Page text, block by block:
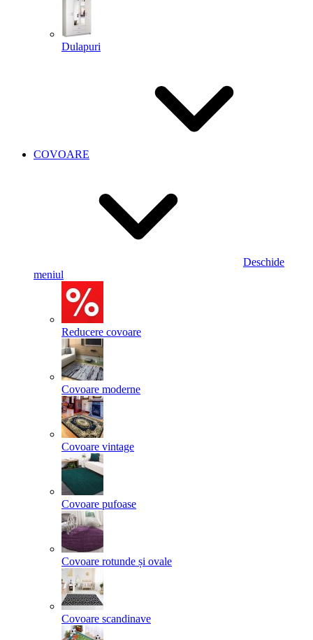
Dulapuri
COVOARE
Deschide
meniul
Reducere covoare
Covoare moderne
Covoare vintage
Covoare pufoase
Covoare rotunde și ovale
Covoare scandinave